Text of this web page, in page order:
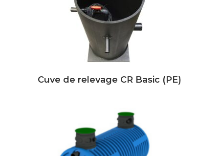
Cuve de relevage CR Basic (PE)